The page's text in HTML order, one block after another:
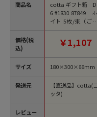
商品名
価格(税
込)
サイズ
発送元
レビュー
cotta ギフト箱
6 #1830 87849
イト 5枚/束（ご注
単位1束）【直送品
￥1,107
180×300×66mm
【直送品】cotta(
ッタ)